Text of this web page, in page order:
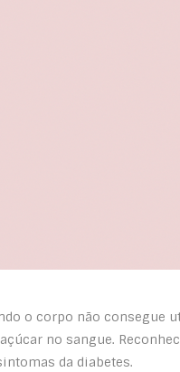
o corpo não consegue
no sangue.
da diabetes.